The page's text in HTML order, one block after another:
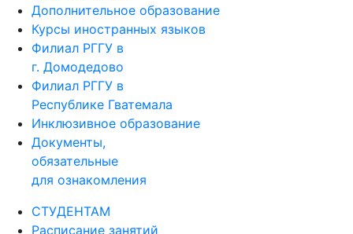
Дополнительное образование
Курсы иностранных языков
Филиал РГГУ в
г. Домодедово
Филиал РГГУ в
Республике Гватемала
Инклюзивное образование
Документы,
обязательные
для ознакомления
СТУДЕНТАМ
Расписание занятий